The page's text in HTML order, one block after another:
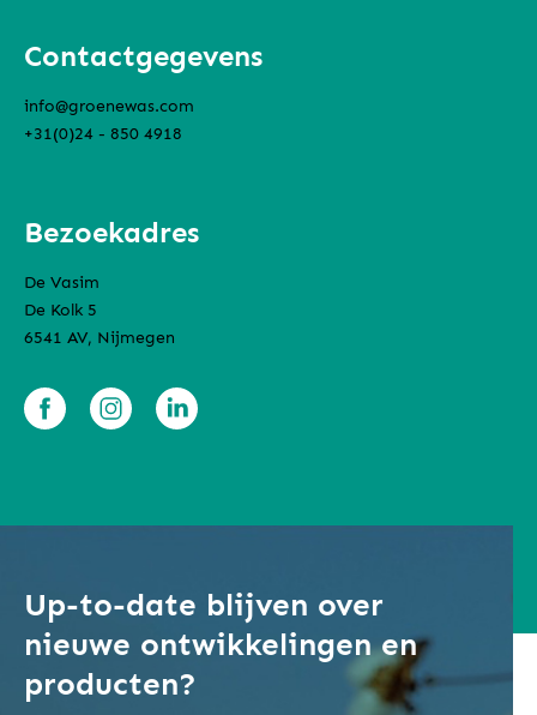
Contactgegevens
info@groenewas.com
+31(0)24 - 850 4918
Bezoekadres
De Vasim
De Kolk 5
6541 AV, Nijmegen
Up-to-date blijven over
nieuwe ontwikkelingen en
producten?